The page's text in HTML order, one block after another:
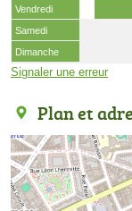
Vendredi
Samedi
Dimanche
Signaler une erreur
Plan et